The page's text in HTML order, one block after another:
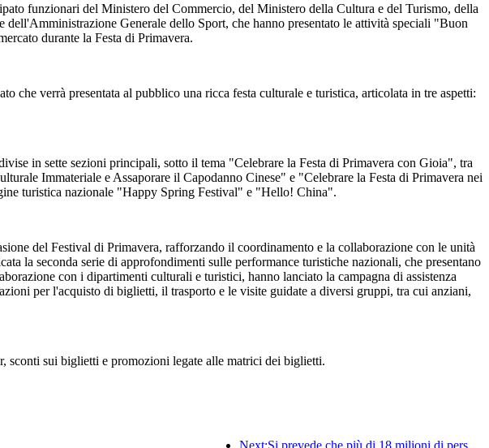
funzionari del Ministero del Commercio, del Ministero della Cultura e del Turismo, della
Generale dello Sport, che hanno presentato le attività speciali "Buon
durante la Festa di Primavera.
verrà presentata al pubblico una ricca festa culturale e turistica, articolata in tre aspetti:
in sette sezioni principali, sotto il tema "Celebrare la Festa di Primavera con Gioia", tra
Immateriale e Assaporare il Capodanno Cinese" e "Celebrare la Festa di Primavera nei
turistica nazionale "Happy Spring Festival" e "Hello! China".
del Festival di Primavera, rafforzando il coordinamento e la collaborazione con le unità
la seconda serie di approfondimenti sulle performance turistiche nazionali, che presentano
con i dipartimenti culturali e turistici, hanno lanciato la campagna di assistenza
per l'acquisto di biglietti, il trasporto e le visite guidate a diversi gruppi, tra cui anziani,
sconti sui biglietti e promozioni legate alle matrici dei biglietti.